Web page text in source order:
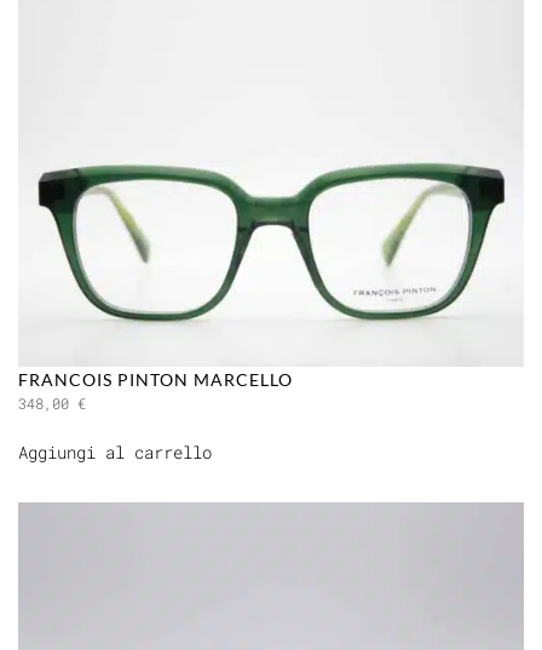
FRANCOIS PINTON MARCELLO
348,00 €
Aggiungi al carrello